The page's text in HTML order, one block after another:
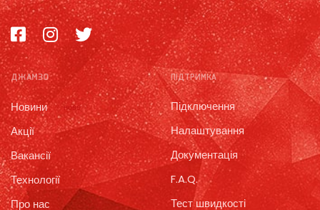
ДЖАМЗО
Новини нове
Акції
Вакансії
Технології
Про нас
ПІДТРИМКА
Підключення
Налаштування
Документація
F.A.Q.
Тест швидкості